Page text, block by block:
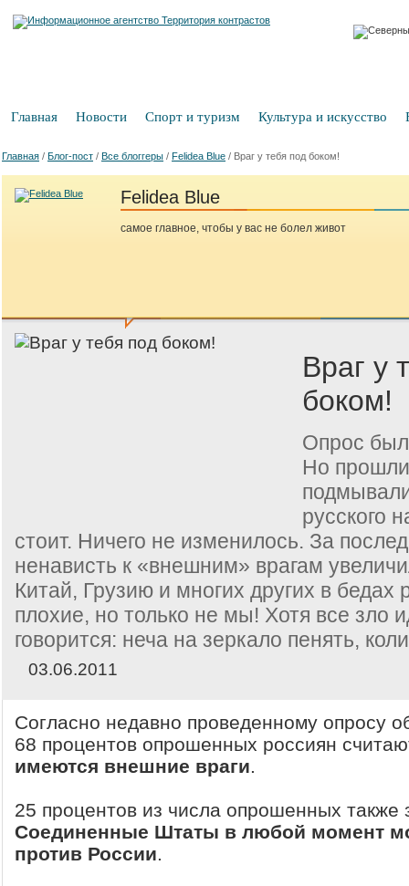
Главная Новости Спорт и туризм Культура и искусство
Главная / Блог-пост / Все блоггеры / Felidea Blue / Враг у тебя под боком!
Felidea Blue
самое главное, чтобы у вас не болел живот
Враг у
боком!
Опрос был
Но
русского
стоит. Ничего не изменилось. За
ненависть к «внешним» врагам
Китай, Грузию и многих других в бедах
плохие, но только не мы! Хотя все зло
говорится: неча на зеркало пенять,
03.06.2011
Согласно недавно проведенному опросу
68 процентов опрошенных россиян
имеются внешние враги.
25 процентов из числа опрошенных также
Соединенные Штаты в любой момент
против России.